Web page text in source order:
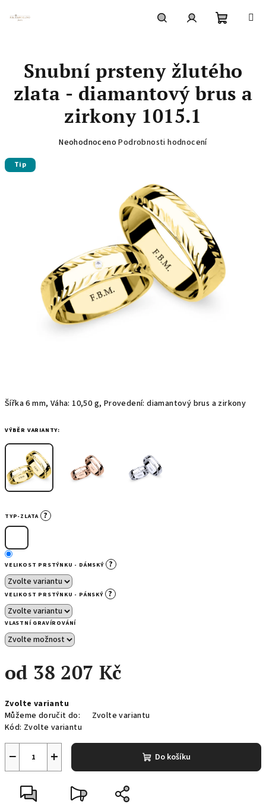
košík
Šířka 6 mm, Váha: 10,50 g, Provedení: diamantový brus a zirkony
VÝBĚR VARIANTY:
TYP-ZLATA ?
VELIKOST PRSTÝNKU - DÁMSKÝ ?
VELIKOST PRSTÝNKU - PÁNSKÝ ?
VLASTNÍ GRAVÍROVÁNÍ
od 38 207 Kč
cena:
Zvolte variantu
Můžeme doručit do:
Zvolte variantu
Kód: Zvolte variantu
+
− Do košíku
Snubní prsteny žlutého
zlata - diamantový brus a
zirkony 1015.1
Průměrné
Neohodnoceno Podrobnosti hodnocení
Tip